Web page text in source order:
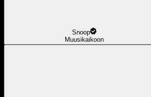
Snoop
Muusikaikoon